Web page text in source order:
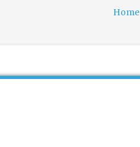
Home